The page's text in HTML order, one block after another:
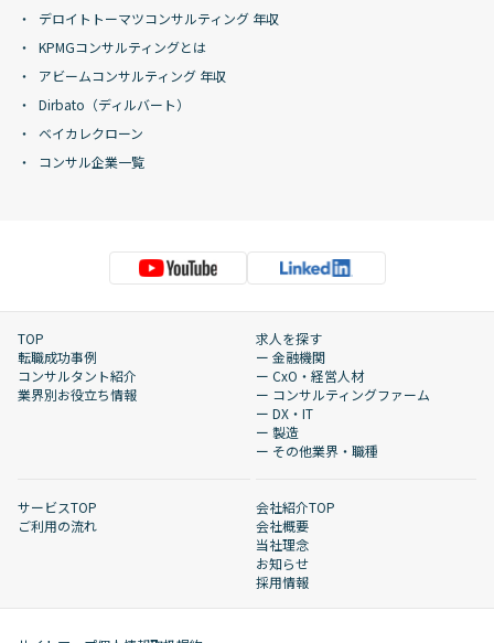
デロイトトーマツコンサルティング 年収
KPMGコンサルティングとは
アビームコンサルティング 年収
Dirbato（ディルバート）
ベイカレクローン
コンサル企業一覧
TOP
転職成功事例
コンサルタント紹介
業界別お役立ち情報
求人を探す
ー 金融機関
ー CxO・経営人材
ー コンサルティングファーム
ー DX・IT
ー 製造
ー その他業界・職種
サービスTOP
ご利用の流れ
会社紹介TOP
会社概要
当社理念
お知らせ
採用情報